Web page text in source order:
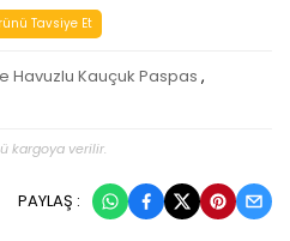
Tavsiye Et
Havuzlu Kauçuk Paspas ,
kargoya verilir.
PAYLAŞ :